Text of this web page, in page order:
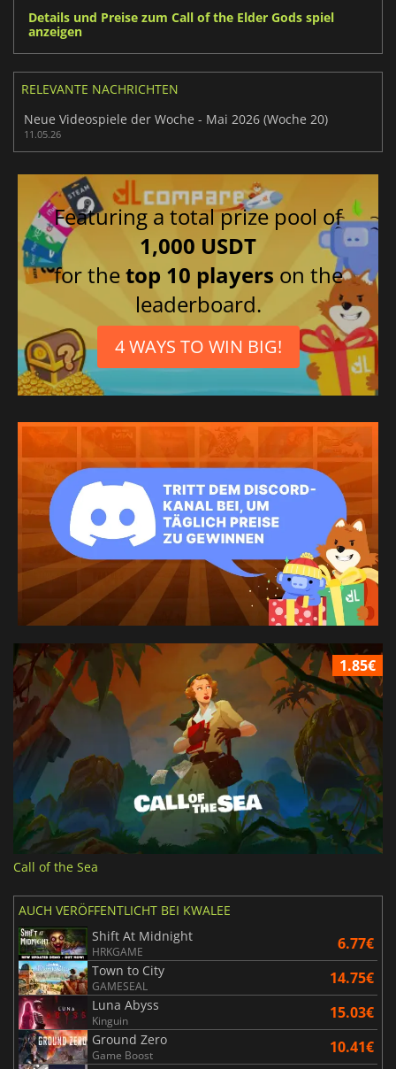
Details und Preise zum Call of the Elder Gods spiel
anzeigen
RELEVANTE NACHRICHTEN
Neue Videospiele der Woche - Mai 2026 (Woche 20)
11.05.26
Featuring a total prize pool of
1,000 USDT
for thetop 10 players on the
leaderboard.
4 WAYS TO WIN BIG!
1.85€
Call of the Sea
AUCH VERÖFFENTLICHT BEI KWALEE
Shift At Midnight
HRKGAME 6.77€
Town to City
GAMESEAL 14.75€
Luna Abyss
Kinguin 15.03€
Ground Zero
Game Boost 10.41€